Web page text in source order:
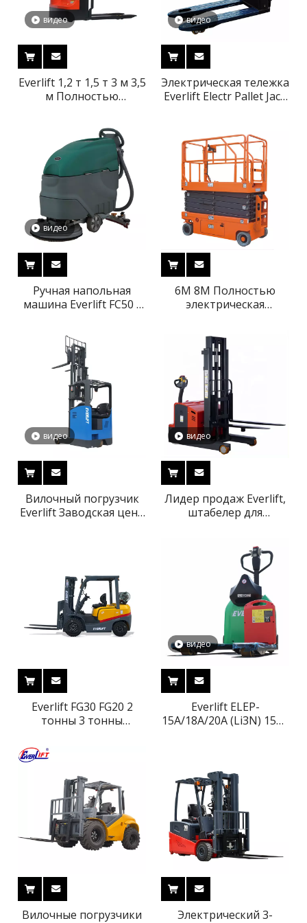
видео
Everlift 1,2 т 1,5 т 3 м 3,5
м Полностью
Подъемник
Экономичный
штабелер 3-
ступенчатый боковой
сдвиг Вариант
свободного подъема
Заводская цена CE
видео
Электрическая тележка
Everlift Electr Pallet Jack
электрической
тележки ELEP-15 (TLI)
видео
Ручная напольная
машина Everlift FC50 с
6M 8M Полностью
электрическая
Платформа вилочного
погрузчика
видео
Вилочный погрузчик
Everlift Заводская цена
Гидравлический
полностью
электрический
ричтрак
видео
Лидер продаж Everlift,
штабелер для
вилочный погрузчик,
штабелер, ричтрак,
вилочный погрузчик,
цена 1000 кг, 1 тонна,
штабелер,
бесступенчатый
подъем
Everlift FG30 FG20 2
тонны 3 тонны
газа и бензина
вилочный погрузчик
Nissan двигатель
пропановый вилочный
погрузчик
видео
Everlift ELEP-
15A/18A/20A (Li3N) 1500
батарея хорошая цена
электрический
домкрат для поддонов
Вилочные погрузчики
Электрический 3-